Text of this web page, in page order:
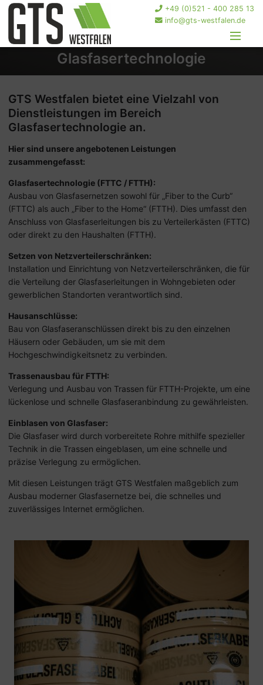
+49 (0)521 - 400 285 13
info@gts-westfalen.de
Menü
Glasfasertechnologie
GTS Westfalen bietet eine Vielzahl von
Dienstleistungen im Bereich
Glasfasertechnologie an.
Hier sind unsere angebotenen Leistungen
zusammengefasst:
Glasfasertechnologie (FTTC / FTTH):
Ausbau von Glasfasernetzen sowohl für „Fiber to the Curb“
(FTTC) als auch „Fiber to the Home“ (FTTH). Dies umfasst den
Anschluss von Glasfaserleitungen bis zu Verteilerkästen (FTTC)
oder direkt zu den Haushalten (FTTH).
Setzen von Netzverteilerschränken:
Installation und Einrichtung von Netzverteilerschränken, die für
die Verteilung der Glasfaserleitungen in Wohngebieten oder
gewerblichen Standorten verantwortlich sind.
Hausanschlüsse:
Bau von Glasfaseranschlüssen direkt bis zu den einzelnen
Häusern oder Gebäuden, um sie mit dem
Hochgeschwindigkeitsnetz zu verbinden.
Trassenausbau für FTTH:
Verlegung und Ausbau von Trassen für FTTH-Projekte, um eine
lückenlose und schnelle Glasfaseranbindung zu gewährleisten.
Einblasen von Glasfaser:
Die Glasfaser wird durch vorbereitete Rohre mithilfe spezieller
Technik in die Trassen eingeblasen, um eine schnelle und
präzise Verlegung zu ermöglichen.
Mit diesen Leistungen trägt GTS Westfalen maßgeblich zum
Ausbau moderner Glasfasernetze bei, die schnelles und
zuverlässiges Internet ermöglichen.